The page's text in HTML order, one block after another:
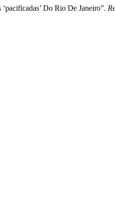
Do Rio De Janeiro”.